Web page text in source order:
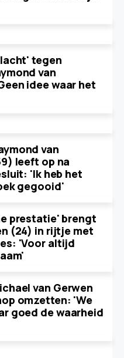
tegen
van
idee waar het
van
leeft op na
'Ik heb het
gegooid'
prestatie' brengt
(24) in rijtje met
'Voor altijd
van Gerwen
omzetten: 'We
goed de waarheid